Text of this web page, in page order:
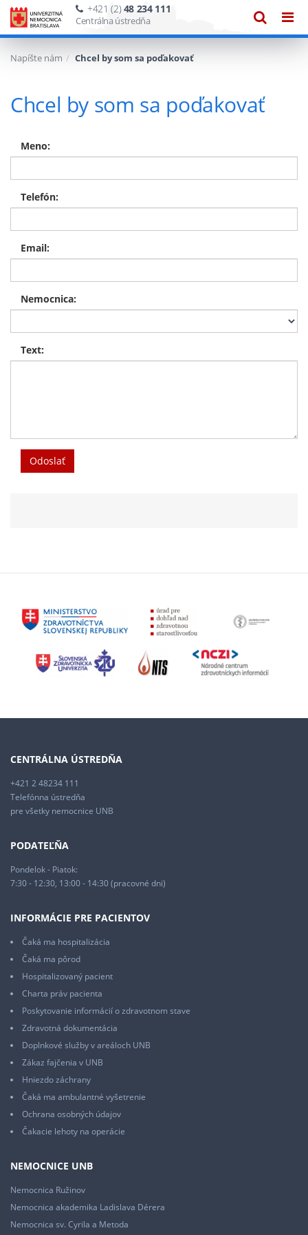
+421 (2)48 234 111
Centrálna ústredňa
Napíšte nám Chcel by som sa poďakovať
Chcel by som sa poďakovať
Meno:
Telefón:
Email:
Nemocnica:
Text:
Odoslať
CENTRÁLNA ÚSTREDŇA
+421 2 48234 111
Telefónna ústredňa
pre všetky nemocnice UNB
PODATEĽŇA
Pondelok - Piatok:
7:30 - 12:30, 13:00 - 14:30 (pracovné dni)
INFORMÁCIE PRE PACIENTOV
Čaká ma hospitalizácia
Čaká ma pôrod
Hospitalizovaný pacient
Charta práv pacienta
Poskytovanie informácií o zdravotnom stave
Zdravotná dokumentácia
Doplnkové služby v areáloch UNB
Zákaz fajčenia v UNB
Hniezdo záchrany
Čaká ma ambulantné vyšetrenie
Ochrana osobných údajov
Čakacie lehoty na operácie
NEMOCNICE UNB
Nemocnica Ružinov
Nemocnica akademika Ladislava Dérera
Nemocnica sv. Cyrila a Metoda